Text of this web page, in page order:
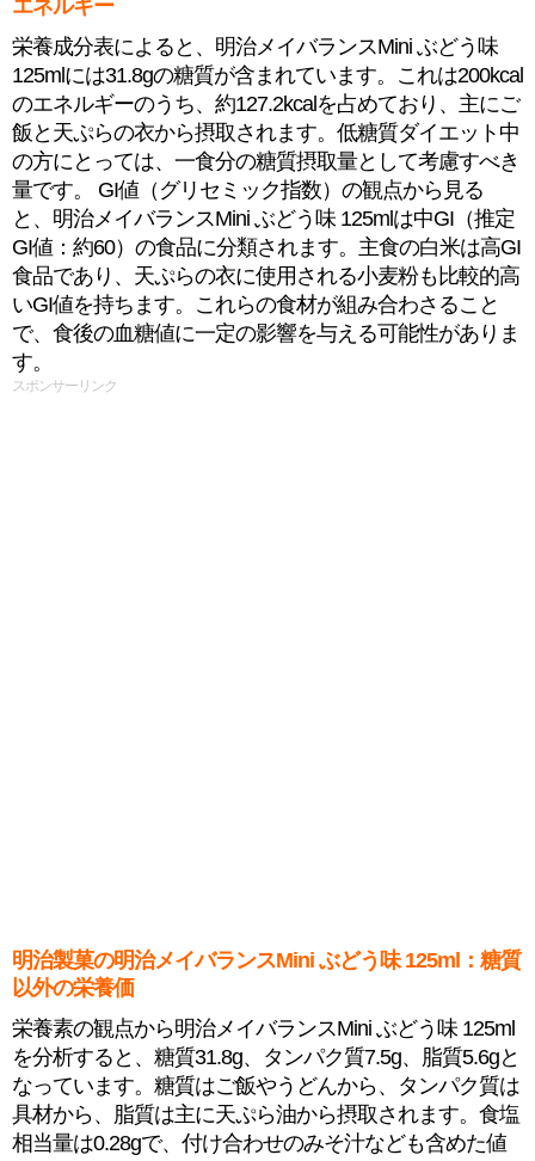
エネルギー
栄養成分表によると、明治メイバランスMini ぶどう味
125mlには31.8gの糖質が含まれています。これは200kcal
のエネルギーのうち、約127.2kcalを占めており、主にご
飯と天ぷらの衣から摂取されます。低糖質ダイエット中
の方にとっては、一食分の糖質摂取量として考慮すべき
量です。 GI値（グリセミック指数）の観点から見る
と、明治メイバランスMini ぶどう味 125mlは中GI（推定
GI値：約60）の食品に分類されます。主食の白米は高GI
食品であり、天ぷらの衣に使用される小麦粉も比較的高
いGI値を持ちます。これらの食材が組み合わさること
で、食後の血糖値に一定の影響を与える可能性がありま
す。
スポンサーリンク
明治製菓の明治メイバランスMini ぶどう味 125ml：糖質
以外の栄養価
栄養素の観点から明治メイバランスMini ぶどう味 125ml
を分析すると、糖質31.8g、タンパク質7.5g、脂質5.6gと
なっています。糖質はご飯やうどんから、タンパク質は
具材から、脂質は主に天ぷら油から摂取されます。食塩
相当量は0.28gで、付け合わせのみそ汁なども含めた値